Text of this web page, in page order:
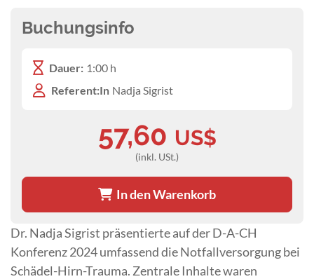
Dr. Nadja Sigrist präsentierte auf der D-A-CH
Konferenz 2024 umfassend die Notfallversorgung bei
Schädel-Hirn-Trauma. Zentrale Inhalte waren
Buchungsinfo
Dauer: 1:00 h
Referent:In Nadja Sigrist
57,60 US$
(inkl. USt.)
In den Warenkorb